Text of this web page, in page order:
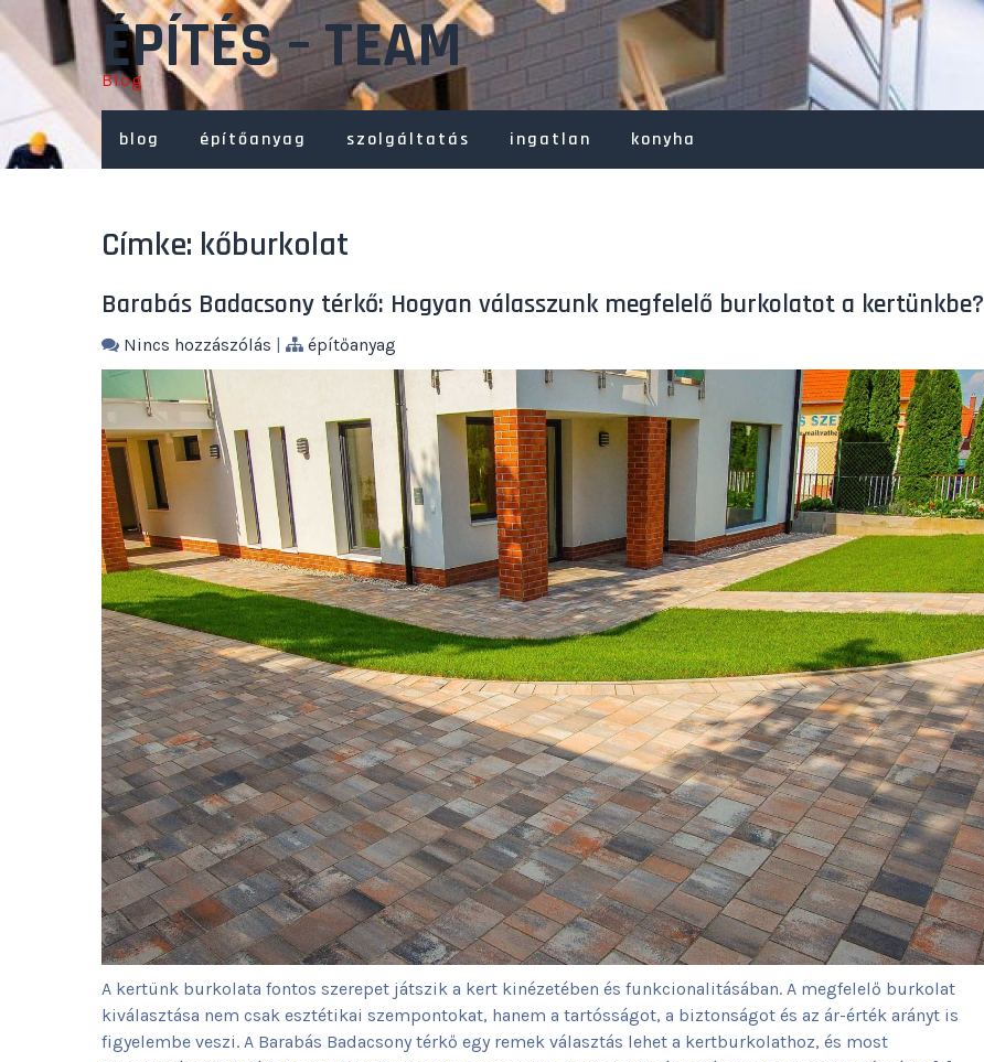
Skip
content
ÉPÍTÉS – TEAM
Blog
blog építőanyag szolgáltatás ingatlan konyha
Címke: kőburkolat
Barabás Badacsony térkő: Hogyan válasszunk megfelelő burkolatot a kertünkbe?
Nincs hozzászólás | építőanyag
A kertünk burkolata fontos szerepet játszik a kert kinézetében és funkcionalitásában. A megfelelő burkolat
kiválasztása nem csak esztétikai szempontokat, hanem a tartósságot, a biztonságot és az ár-érték arányt is
figyelembe veszi. A Barabás Badacsony térkő egy remek választás lehet a kertburkolathoz, és most